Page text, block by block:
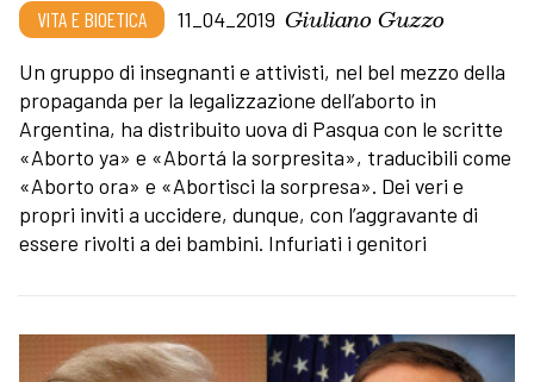
VITA E BIOETICA 11_04_2019 Giuliano Guzzo
Un gruppo di insegnanti e attivisti, nel bel mezzo della
propaganda per la legalizzazione dell’aborto in
Argentina, ha distribuito uova di Pasqua con le scritte
«Aborto ya» e «Abortá la sorpresita», traducibili come
«Aborto ora» e «Abortisci la sorpresa». Dei veri e
propri inviti a uccidere, dunque, con l’aggravante di
essere rivolti a dei bambini. Infuriati i genitori